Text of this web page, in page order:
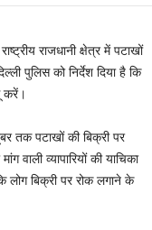
राजधानी क्षेत्र में पटाखों
पुलिस को निर्देश दिया है कि
करें।
तक पटाखों की बिक्री पर
व्यापारियों की याचिका
लोग बिक्री पर रोक लगाने के